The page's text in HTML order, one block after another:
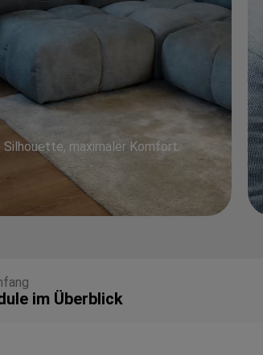
Silhouette, maximaler Komfort.
im Überblick